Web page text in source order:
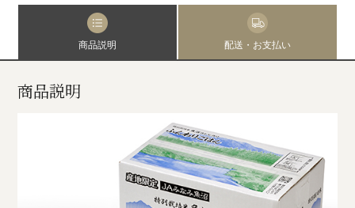
商品説明 配送・お支払い
商品説明